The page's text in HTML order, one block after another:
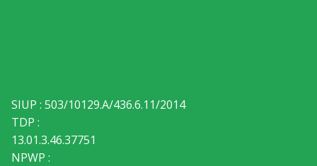
SIUP : 503/10129.A/436.6.11/2014
TDP :
13.01.3.46.37751
NPWP :